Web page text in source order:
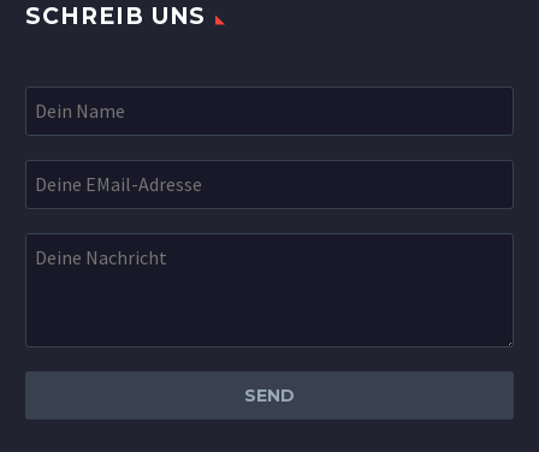
SCHREIB UNS